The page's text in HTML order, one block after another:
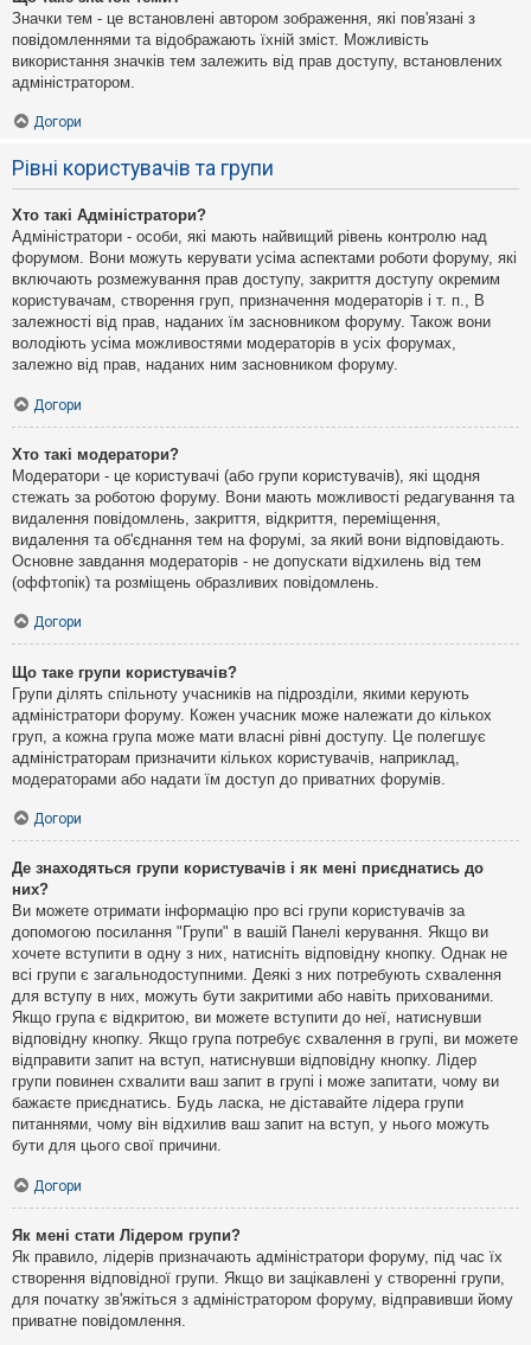
Значки тем - це встановлені автором зображення, які пов'язані з
повідомленнями та відображають їхній зміст. Можливість
використання значків тем залежить від прав доступу, встановлених
адміністратором.
Догори
Рівні користувачів та групи
Хто такі Адміністратори?
Адміністратори - особи, які мають найвищий рівень контролю над
форумом. Вони можуть керувати усіма аспектами роботи форуму, які
включають розмежування прав доступу, закриття доступу окремим
користувачам, створення груп, призначення модераторів і т. п., В
залежності від прав, наданих їм засновником форуму. Також вони
володіють усіма можливостями модераторів в усіх форумах,
залежно від прав, наданих ним засновником форуму.
Догори
Хто такі модератори?
Модератори - це користувачі (або групи користувачів), які щодня
стежать за роботою форуму. Вони мають можливості редагування та
видалення повідомлень, закриття, відкриття, переміщення,
видалення та об'єднання тем на форумі, за який вони відповідають.
Основне завдання модераторів - не допускати відхилень від тем
(оффтопік) та розміщень образливих повідомлень.
Догори
Що таке групи користувачів?
Групи ділять спільноту учасників на підрозділи, якими керують
адміністратори форуму. Кожен учасник може належати до кількох
груп, а кожна група може мати власні рівні доступу. Це полегшує
адміністраторам призначити кількох користувачів, наприклад,
модераторами або надати їм доступ до приватних форумів.
Догори
Де знаходяться групи користувачів і як мені приєднатись до
них?
Ви можете отримати інформацію про всі групи користувачів за
допомогою посилання "Групи" в вашій Панелі керування. Якщо ви
хочете вступити в одну з них, натисніть відповідну кнопку. Однак не
всі групи є загальнодоступними. Деякі з них потребують схвалення
для вступу в них, можуть бути закритими або навіть прихованими.
Якщо група є відкритою, ви можете вступити до неї, натиснувши
відповідну кнопку. Якщо група потребує схвалення в групі, ви можете
відправити запит на вступ, натиснувши відповідну кнопку. Лідер
групи повинен схвалити ваш запит в групі і може запитати, чому ви
бажаєте приєднатись. Будь ласка, не діставайте лідера групи
питаннями, чому він відхилив ваш запит на вступ, у нього можуть
бути для цього свої причини.
Догори
Як мені стати Лідером групи?
Як правило, лідерів призначають адміністратори форуму, під час їх
створення відповідної групи. Якщо ви зацікавлені у створенні групи,
для початку зв'яжіться з адміністратором форуму, відправивши йому
приватне повідомлення.